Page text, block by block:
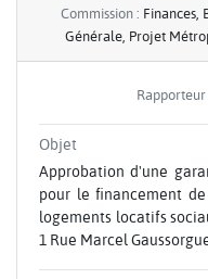
Commission : Finances,
Générale, Projet
Rapporteur
Objet
Approbation d'une
pour le financement
logements locatifs
1 Rue Marcel